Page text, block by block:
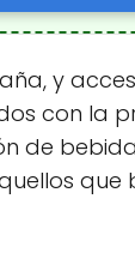
y
con la
de
que